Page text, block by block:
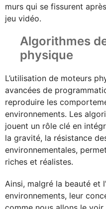
murs qui se fissurent
jeu vidéo.
Algorithmes
physique
L’utilisation de moteurs
avancées de
reproduire les
environnements. Les
jouent un rôle clé en
la gravité, la résistance
environnementales,
riches et réalistes.
Ainsi, malgré la beauté et
environnements, leur